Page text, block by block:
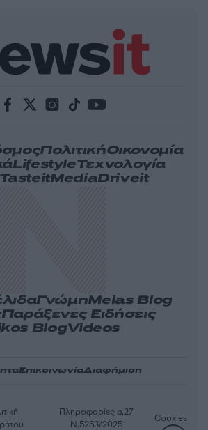
ΠολιτικήΟικονομία
LifestyleΤεχνολογία
MediaDriveit
ΓνώμηMelas Blog
Παράξενες Ειδήσεις
BlogVideos
ΕπικοινωνίαΔιαφήμιση
Πληροφορίες α.27
Ν.5253/2025
Cookies